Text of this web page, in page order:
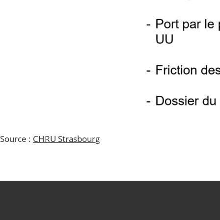
Source : CHRU Strasbourg